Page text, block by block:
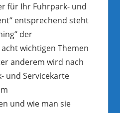
für Ihr Fuhrpark- und
entsprechend steht
der
wichtigen Themen
anderem wird nach
und Servicekarte
und wie man sie